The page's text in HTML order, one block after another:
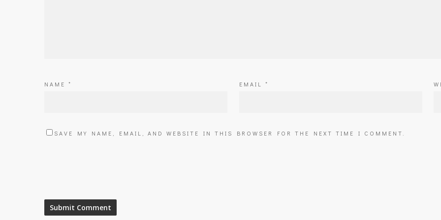
NAME * EMAIL *
SAVE MY NAME, EMAIL, AND WEBSITE IN THIS BROWSER FOR THE NEXT TIME I COMMENT.